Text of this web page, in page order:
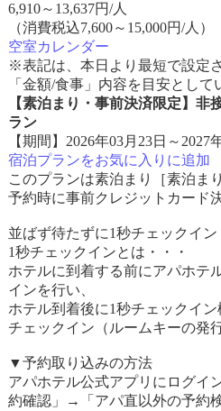
6,910～ 13,637円/人
（消費税込7,600～15,000円/人）
空室カレンダー
※表記は、本日より最短で設定
「金額/食事」内容を目安として
【素泊まり・事前決済限定】非
ラン
【期間】2026年03月23日～2027
宿泊プランをお気に入りに追加
このプランは素泊まり［素泊ま
予約時に事前クレジットカード
並ばず待たずに1秒チェックイン
1秒チェックインとは・・・
ホテルに到着する前にアパホテ
インを行い、
ホテル到着後に1秒チェックイ
チェックイン（ルームキーの発
▼予約取り込みの方法
アパホテル公式アプリにログイ
約確認」→「アパ直以外の予約